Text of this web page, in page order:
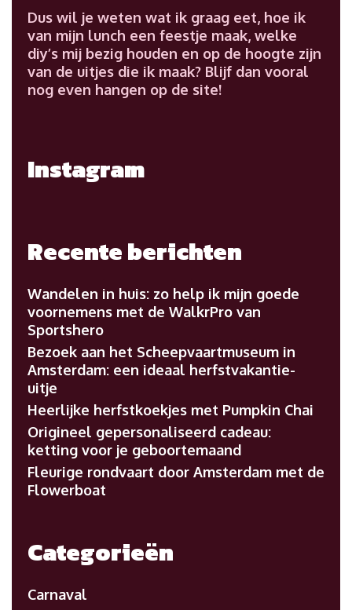
Dus wil je weten wat ik graag eet, hoe ik
van mijn lunch een feestje maak, welke
diy’s mij bezig houden en op de hoogte zijn
van de uitjes die ik maak? Blijf dan vooral
nog even hangen op de site!
Instagram
Recente berichten
Wandelen in huis: zo help ik mijn goede
voornemens met de WalkrPro van
Sportshero
Bezoek aan het Scheepvaartmuseum in
Amsterdam: een ideaal herfstvakantie-
uitje
Heerlijke herfstkoekjes met Pumpkin Chai
Origineel gepersonaliseerd cadeau:
ketting voor je geboortemaand
Fleurige rondvaart door Amsterdam met de
Flowerboat
Categorieën
Carnaval